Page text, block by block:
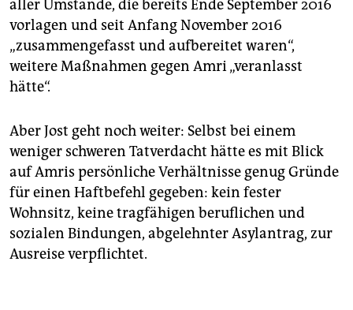
aller Umstände, die bereits Ende September 2016
vorlagen und seit Anfang November 2016
„zusammengefasst und aufbereitet waren“,
weitere Maßnahmen gegen Amri „veranlasst
hätte“.
Aber Jost geht noch weiter: Selbst bei einem
weniger schweren Tatverdacht hätte es mit Blick
auf Amris persönliche Verhältnisse genug Gründe
für einen Haftbefehl gegeben: kein fester
Wohnsitz, keine tragfähigen beruflichen und
sozialen Bindungen, abgelehnter Asylantrag, zur
Ausreise verpflichtet.